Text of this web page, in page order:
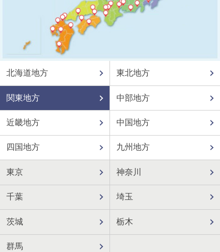
北海道地方 東北地方
関東地方 中部地方
近畿地方 中国地方
四国地方 九州地方
東京 神奈川
千葉 埼玉
茨城 栃木
群馬